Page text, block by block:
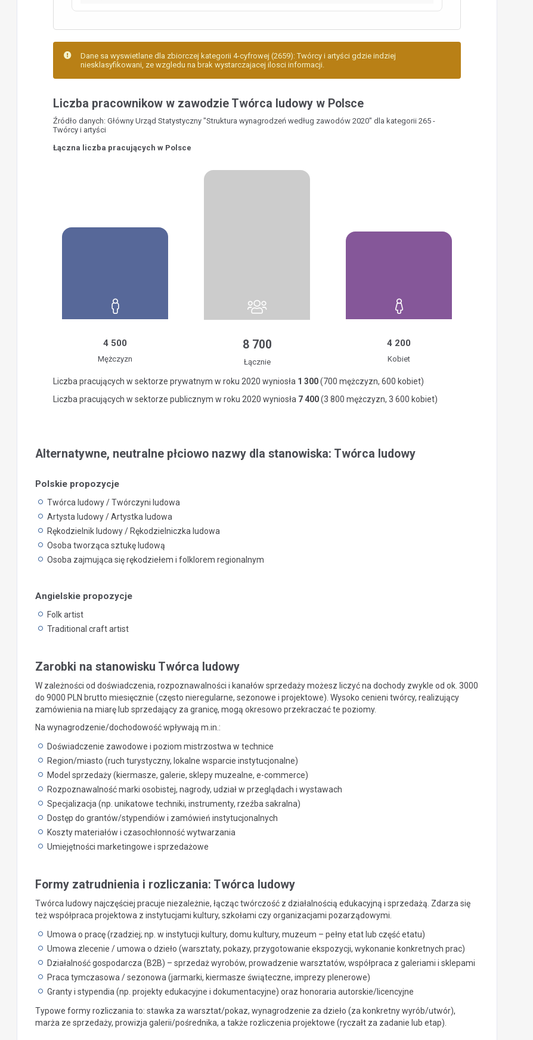
Dane sa wyswietlane dla zbiorczej kategorii 4-cyfrowej (2659): Twórcy i artyści gdzie indziej
niesklasyfikowani, ze wzgledu na brak wystarczajacej ilosci informacji.
Liczba pracownikow w zawodzie Twórca ludowy w Polsce
Źródło danych: Główny Urząd Statystyczny "Struktura wynagrodzeń według zawodów 2020" dla kategorii 265 -
Twórcy i artyści
Łączna liczba pracujących w Polsce
4 500
Mężczyzn
8 700
Łącznie
4 200
Kobiet
Liczba pracujących w sektorze prywatnym w roku 2020 wyniosła 1 300(700 mężczyzn, 600 kobiet)
Liczba pracujących w sektorze publicznym w roku 2020 wyniosła 7 400(3 800 mężczyzn, 3 600 kobiet)
Alternatywne, neutralne płciowo nazwy dla stanowiska: Twórca ludowy
Polskie propozycje
Twórca ludowy / Twórczyni ludowa
Artysta ludowy / Artystka ludowa
Rękodzielnik ludowy / Rękodzielniczka ludowa
Osoba tworząca sztukę ludową
Osoba zajmująca się rękodziełem i folklorem regionalnym
Angielskie propozycje
Folk artist
Traditional craft artist
Zarobki na stanowisku Twórca ludowy
W zależności od doświadczenia, rozpoznawalności i kanałów sprzedaży możesz liczyć na dochody zwykle od ok. 3000
do 9000 PLN brutto miesięcznie (często nieregularne, sezonowe i projektowe). Wysoko cenieni twórcy, realizujący
zamówienia na miarę lub sprzedający za granicę, mogą okresowo przekraczać te poziomy.
Na wynagrodzenie/dochodowość wpływają m.in.:
Doświadczenie zawodowe i poziom mistrzostwa w technice
Region/miasto (ruch turystyczny, lokalne wsparcie instytucjonalne)
Model sprzedaży (kiermasze, galerie, sklepy muzealne, e-commerce)
Rozpoznawalność marki osobistej, nagrody, udział w przeglądach i wystawach
Specjalizacja (np. unikatowe techniki, instrumenty, rzeźba sakralna)
Dostęp do grantów/stypendiów i zamówień instytucjonalnych
Koszty materiałów i czasochłonność wytwarzania
Umiejętności marketingowe i sprzedażowe
Formy zatrudnienia i rozliczania: Twórca ludowy
Twórca ludowy najczęściej pracuje niezależnie, łącząc twórczość z działalnością edukacyjną i sprzedażą. Zdarza się
też współpraca projektowa z instytucjami kultury, szkołami czy organizacjami pozarządowymi.
Umowa o pracę (rzadziej; np. w instytucji kultury, domu kultury, muzeum – pełny etat lub część etatu)
Umowa zlecenie / umowa o dzieło (warsztaty, pokazy, przygotowanie ekspozycji, wykonanie konkretnych prac)
Działalność gospodarcza (B2B) – sprzedaż wyrobów, prowadzenie warsztatów, współpraca z galeriami i sklepami
Praca tymczasowa / sezonowa (jarmarki, kiermasze świąteczne, imprezy plenerowe)
Granty i stypendia (np. projekty edukacyjne i dokumentacyjne) oraz honoraria autorskie/licencyjne
Typowe formy rozliczania to: stawka za warsztat/pokaz, wynagrodzenie za dzieło (za konkretny wyrób/utwór),
marża ze sprzedaży, prowizja galerii/pośrednika, a także rozliczenia projektowe (ryczałt za zadanie lub etap).